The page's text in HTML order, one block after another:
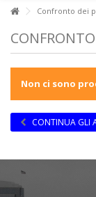
Confronto dei
Non ci sono
CONTINUA GLI